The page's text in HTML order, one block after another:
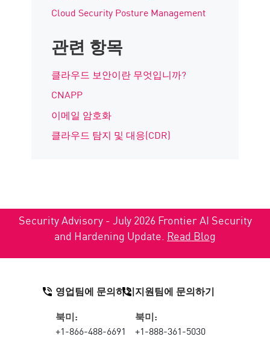
Cloud Security Posture Management
관련 항목
클라우드 보안이란 무엇입니까?
CNAPP
이메일 암호화
클라우드 탐지 및 대응(CDR)
Security Advisory - July 2026 Frontier AI Security
and Hardening Update. Read Blog
영업팀에 문의하기
북미:
+1-866-488-6691
지원팀에 문의하기
북미:
+1-888-361-5030